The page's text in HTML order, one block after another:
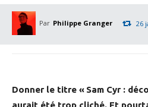
Par Philippe Granger 26
Donner le titre « Sam Cyr :
aurait été trop cliché. Et